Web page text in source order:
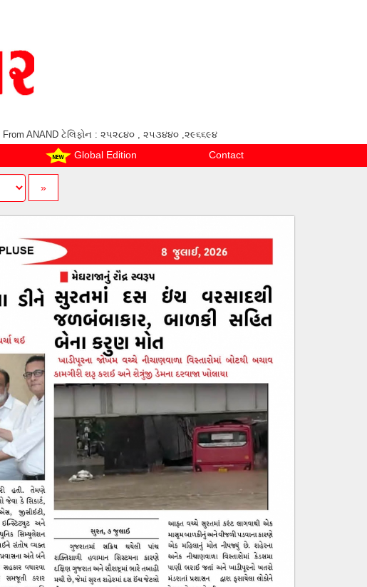
ANAND ટેલિફોન : ૨૫૨૮૪૦ , ૨૫૩૪૪૦ ,૨૯૬૬૯૪
Global Edition Contact
»